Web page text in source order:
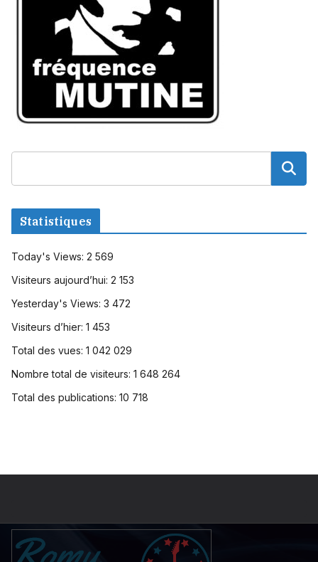
Statistiques
Today's Views: 2 569
Visiteurs aujourd’hui: 2 153
Yesterday's Views: 3 472
Visiteurs d’hier: 1 453
Total des vues: 1 042 029
Nombre total de visiteurs: 1 648 264
Total des publications: 10 718